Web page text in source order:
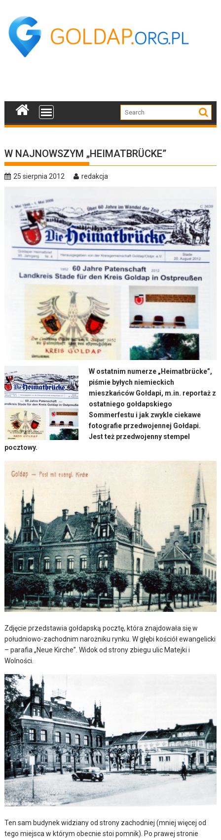
content
W NAJNOWSZYM „HEIMATBRÜCKE”
25 sierpnia 2012 redakcja
W ostatnim numerze „Heimatbrücke”,
piśmie byłych niemieckich
mieszkańców Gołdapi, m.in. reportaż z
ostatniego gołdapskiego
Sommerfestu i jak zwykle ciekawe
fotografie przedwojennej Gołdapi.
Jest też przedwojenny stempel
pocztowy.
Zdjęcie przedstawia gołdapską pocztę, która znajdowała się w
południowo-zachodnim narożniku rynku. W głębi kościół ewangelicki
– parafia „Neue Kirche”. Widok od strony zbiegu ulic Matejki i
Wolności.
Ten sam budynek widziany od strony zachodniej (mniej więcej od
tego miejsca w którym obecnie stoi pomnik). Po prawej stronie